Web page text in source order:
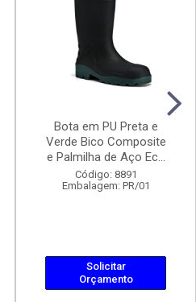
Bota em PU Preta e
Verde Bico Composite
e Palmilha de Aço Ec...
Código: 8891
Embalagem: PR/01
Solicitar
Orçamento